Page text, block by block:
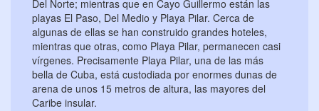
Del Norte; mientras que en Cayo Guillermo están las
playas El Paso, Del Medio y Playa Pilar. Cerca de
algunas de ellas se han construido grandes hoteles,
mientras que otras, como Playa Pilar, permanecen casi
vírgenes. Precisamente Playa Pilar, una de las más
bella de Cuba, está custodiada por enormes dunas de
arena de unos 15 metros de altura, las mayores del
Caribe insular.